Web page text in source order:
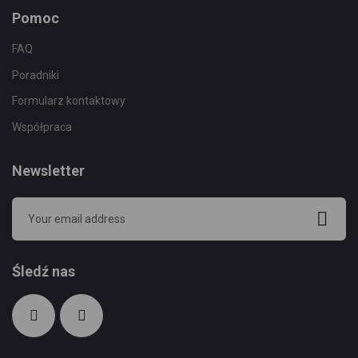
Pomoc
FAQ
Poradniki
Formularz kontaktowy
Współpraca
Newsletter
Śledź nas